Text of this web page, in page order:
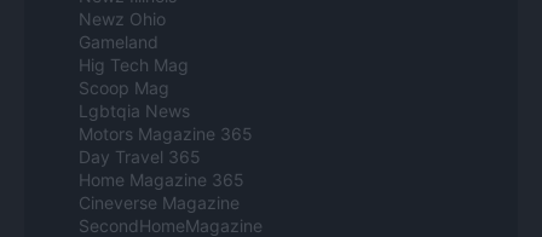
Newz Ohio
Gameland
Hig Tech Mag
Scoop Mag
Lgbtqia News
Motors Magazine 365
Day Travel 365
Home Magazine 365
Cineverse Magazine
SecondHomeMagazine